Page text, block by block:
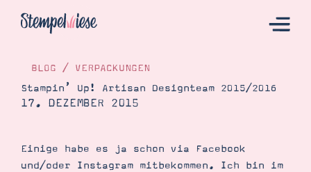
Katalog
Bestellen
BLOG / VERPACKUNGEN
Stampin’ Up! Artisan Designteam 2015/2016
17. DEZEMBER 2015
Einige habe es ja schon via Facebook
und/oder Instagram mitbekommen. Ich bin im